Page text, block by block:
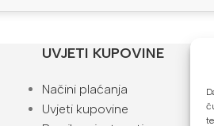
UVJETI KUPOVINE
Načini plaćanja
Uvjeti kupovine